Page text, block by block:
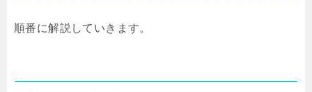
順番に解説していきます。